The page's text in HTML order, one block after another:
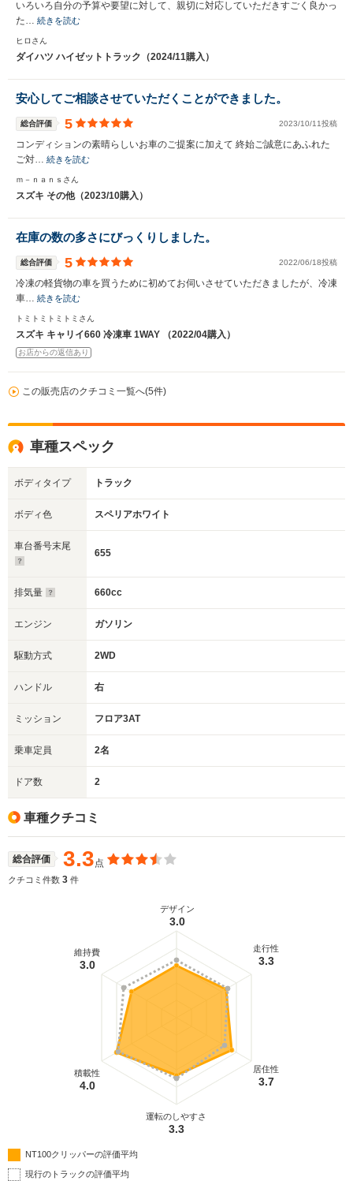
いろいろ自分の予算や要望に対して、親切に対応していただきすごく良かっ
た… 続きを読む
ヒロさん
ダイハツ ハイゼットトラック（2024/11購入）
安心してご相談させていただくことができました。
総合評価 5 2023/10/11投稿
コンディションの素晴らしいお車のご提案に加えて 終始ご誠意にあふれた
ご対… 続きを読む
ｍ－ｎａｎｓさん
スズキ その他（2023/10購入）
在庫の数の多さにびっくりしました。
総合評価 5 2022/06/18投稿
冷凍の軽貨物の車を買うために初めてお伺いさせていただきましたが、冷凍
車… 続きを読む
トミトミトミトミさん
スズキ キャリイ660 冷凍車 1WAY （2022/04購入）
お店からの返信あり
この販売店のクチコミ一覧へ(5件)
車種スペック
ボディタイプ トラック
ボディ色 スペリアホワイト
車台番号末尾
655
排気量 660cc
エンジン ガソリン
駆動方式 2WD
ハンドル 右
ミッション フロア3AT
乗車定員 2名
ドア数 2
車種クチコミ
総合評価 3.3点
クチコミ件数 3 件
デザイン
3.0
走行性
3.3
居住性
3.7
運転のしやすさ
3.3
積載性
4.0
維持費
3.0
NT100クリッパーの評価平均
現行のトラックの評価平均